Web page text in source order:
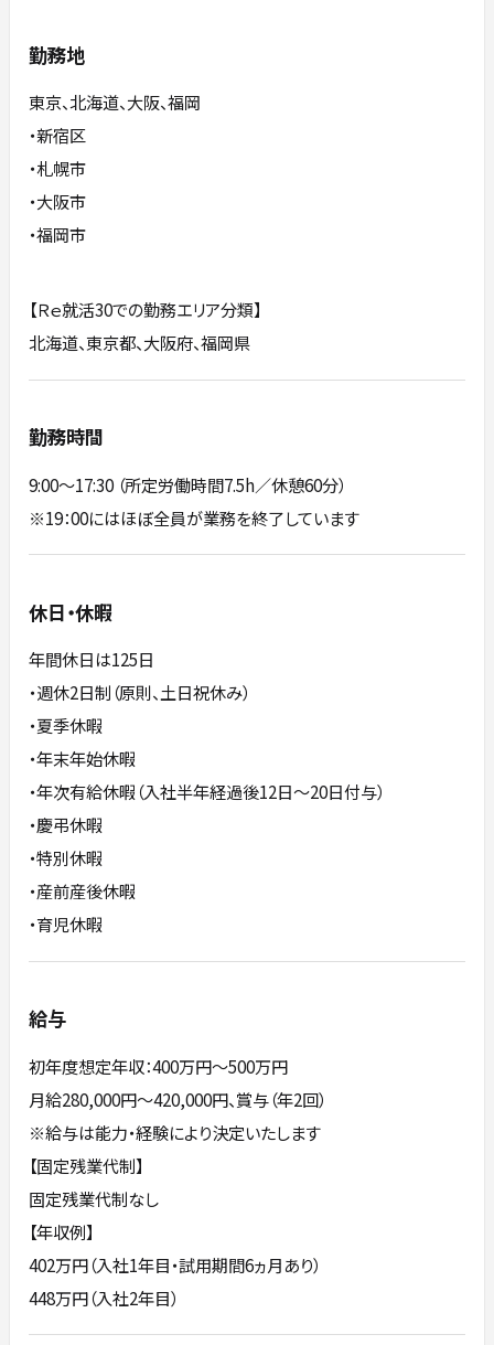
勤務地
東京、北海道、大阪、福岡
・新宿区
・札幌市
・大阪市
・福岡市
【Ｒｅ就活30での勤務エリア分類】
北海道、東京都、大阪府、福岡県
勤務時間
9:00～17:30 （所定労働時間7.5h／休憩60分）
※19：00にはほぼ全員が業務を終了しています
休日・休暇
年間休日は125日
・週休2日制（原則、土日祝休み）
・夏季休暇
・年末年始休暇
・年次有給休暇（入社半年経過後12日～20日付与）
・慶弔休暇
・特別休暇
・産前産後休暇
・育児休暇
給与
初年度想定年収：400万円〜500万円
月給280,000円～420,000円、賞与（年2回）
※給与は能力・経験により決定いたします
【固定残業代制】
固定残業代制なし
【年収例】
402万円（入社1年目・試用期間6ヵ月あり）
448万円（入社2年目）